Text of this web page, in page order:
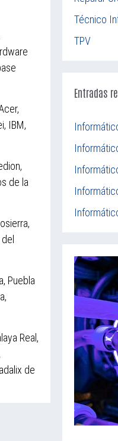
IBM,
de la
Puebla
Real,
de
Técnico
TPV
Entradas